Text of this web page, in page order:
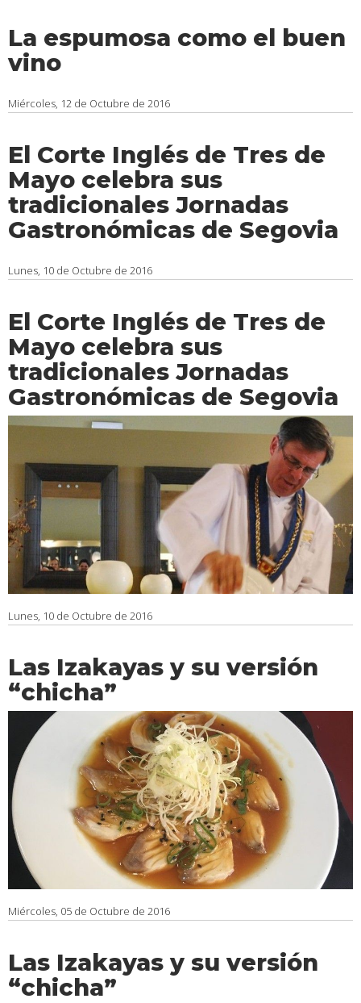
La espumosa como el buen
vino
Miércoles, 12 de Octubre de 2016
El Corte Inglés de Tres de
Mayo celebra sus
tradicionales Jornadas
Gastronómicas de Segovia
Lunes, 10 de Octubre de 2016
El Corte Inglés de Tres de
Mayo celebra sus
tradicionales Jornadas
Gastronómicas de Segovia
Lunes, 10 de Octubre de 2016
Las Izakayas y su versión
“chicha”
Miércoles, 05 de Octubre de 2016
Las Izakayas y su versión
“chicha”